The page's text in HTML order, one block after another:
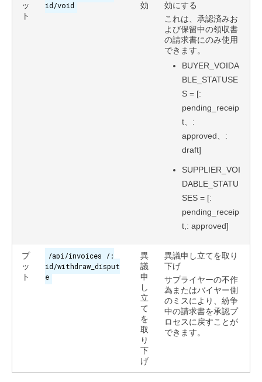
ッ
ト
id/void
効
効にする
これは、承認済みお
よび保留中の領収書
の請求書にのみ使用
できます。
BUYER_VOIDA
BLE_STATUSE
S = [:
pending_receip
t、:
approved、:
draft]
SUPPLIER_VOI
DABLE_STATU
SES = [:
pending_receip
t,: approved]
プ
ッ
ト
/api/invoices /:
id/withdraw_disput
e
異
議
申
し
立
て
を
取
り
下
げ
異議申し立てを取り
下げ
サプライヤーの不作
為またはバイヤー側
のミスにより、紛争
中の請求書を承認プ
ロセスに戻すことが
できます。